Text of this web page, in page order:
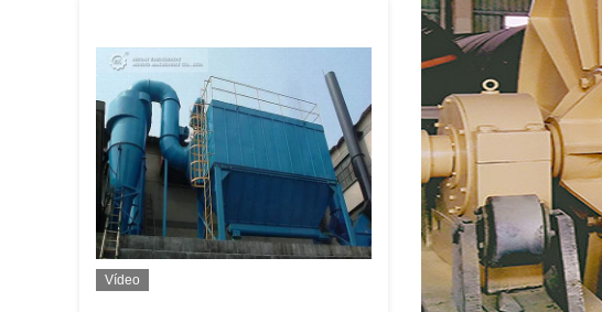
Vídeo